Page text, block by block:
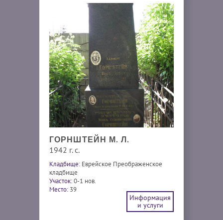
ГОРНШТЕЙН М. Л.
1942 г. с.
Кладбище: Еврейское Преображенское
кладбище
Участок:0-1 нов.
Место: 39
Информация
и услуги